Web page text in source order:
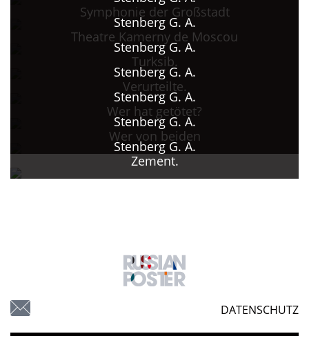
Symphonie der Großstadt
Stenberg G. A.
Theatre Kamerny de Moscou
Stenberg G. A.
Turksib.
Stenberg G. A.
Verurteilte.
Stenberg G. A.
Wer hat getötet?
Stenberg G. A.
Wer von beiden
Stenberg G. A.
Zement.
DATENSCHUTZ